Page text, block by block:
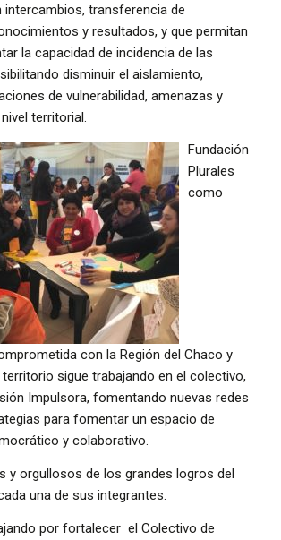
intercambios, transferencia de
y resultados, y que permitan
la capacidad de incidencia de las
disminuir el aislamiento,
de vulnerabilidad, amenazas y
territorial.
Fundación
Plurales
como
con la Región del Chaco y
sigue trabajando en el colectivo,
Impulsora, fomentando nuevas redes
para fomentar un espacio de
y colaborativo.
y orgullosos de los grandes logros del
una de sus integrantes.
por fortalecer el Colectivo de